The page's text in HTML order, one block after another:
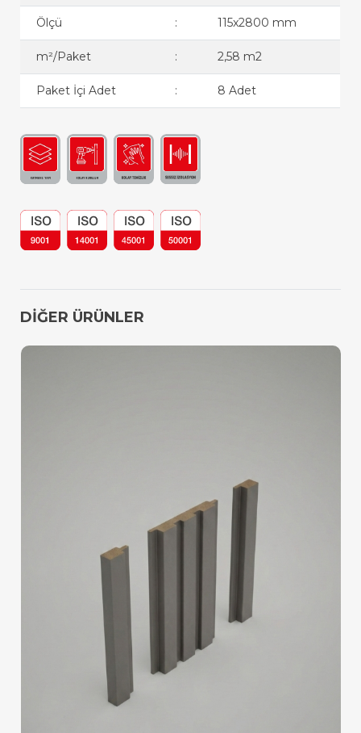
Ölçü : 115x2800 mm
m²/Paket : 2,58 m2
Paket İçi Adet : 8 Adet
DİĞER ÜRÜNLER